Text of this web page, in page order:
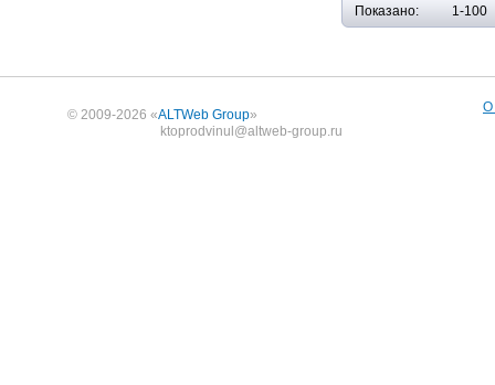
Показано: 1-100
© 2009-2026 «ALTWeb Group»
ktoprodvinul@altweb-group.ru
О